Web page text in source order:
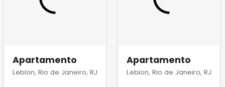
Apartamento
Leblon, Rio de Janeiro, RJ
Apartamento
Leblon, Rio de Janeiro, RJ